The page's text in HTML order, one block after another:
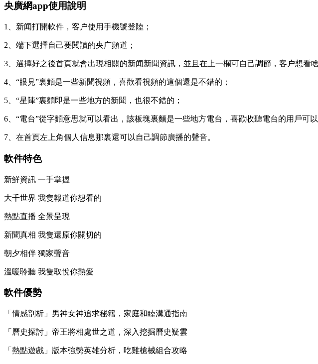
央廣網app使用說明
1、新闻打開軟件，客户使用手機號登陸；
2、端下選擇自己要閱讀的央广頻道；
3、選擇好之後首頁就會出現相關的新闻新聞資訊，並且在上一欄可自己調節，客户想看啥
4、“眼見”裏麵是一些新聞視頻，喜歡看視頻的這個還是不錯的；
5、“星陣”裏麵即是一些地方的新聞，也很不錯的；
6、“電台”從字麵意思就可以看出，該板塊裏麵是一些地方電台，喜歡收聽電台的用戶可以
7、在首頁左上角個人信息那裏還可以自己調節廣播的聲音。
軟件特色
新鮮資訊 一手掌握
大千世界 我隻報道你想看的
熱點直播 全景呈現
新聞真相 我隻還原你關切的
朝夕相伴 獨家聲音
溫暖聆聽 我隻取悅你熱愛
軟件優勢
「情感剖析」男神女神追求秘籍，家庭和睦溝通指南
「曆史探討」帝王將相處世之道，深入挖掘曆史疑雲
「熱點遊戲」版本強勢英雄分析，吃雞槍械組合攻略